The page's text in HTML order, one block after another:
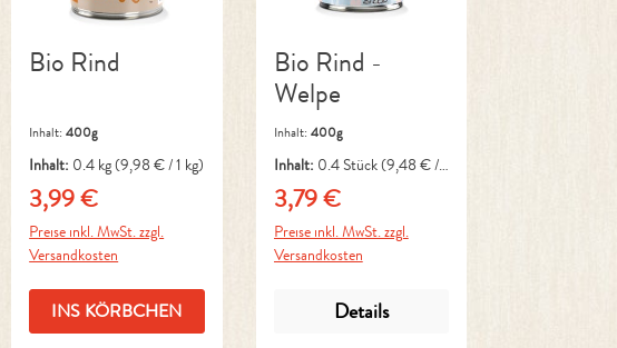
Bio Rind
Inhalt:400g
Inhalt: 0.4 kg(9,98 € / 1 kg)
Regulärer Preis:
3,99 €
Preise inkl. MwSt. zzgl.
Versandkosten
INS KÖRBCHEN
Bio Rind -
Welpe
Inhalt: 400g
Inhalt: 0.4 Stück(9,48 € / 1
Stück)
Regulärer Preis:
3,79 €
Preise inkl. MwSt. zzgl.
Versandkosten
Details